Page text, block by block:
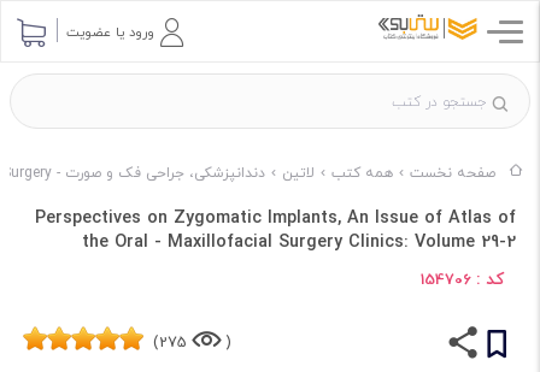
ورود یا عضویت
صفحه نخست همه کتب لاتین دندانپزشکی، جراحی فک و صورت - Dentistry & Maxillofacial Surgery
Perspectives on Zygomatic Implants, An Issue of Atlas of
the Oral - Maxillofacial Surgery Clinics: Volume 29-2
کد : 154706
(
275)